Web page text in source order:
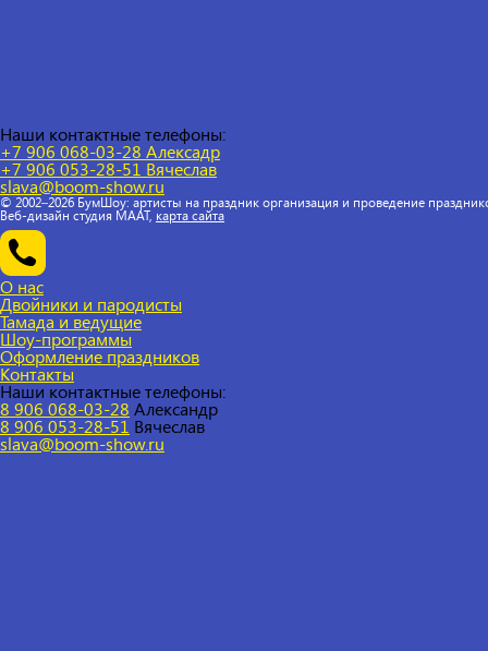
Наши контактные телефоны:
+7 906 068-03-28 Алексадр
+7 906 053-28-51 Вячеслав
slava@boom-show.ru
© 2002–2026 БумШоу: артисты на праздник организация и проведение
Веб-дизайн студия МААТ, карта сайта
О нас
Двойники и пародисты
Тамада и ведущие
Шоу-программы
Оформление праздников
Контакты
Наши контактные телефоны:
8 906 068-03-28 Александр
8 906 053-28-51 Вячеслав
slava@boom-show.ru